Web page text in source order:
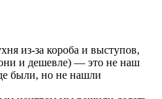
из-за короба и выступов,
и дешевле) — это не наш
были, но не нашли